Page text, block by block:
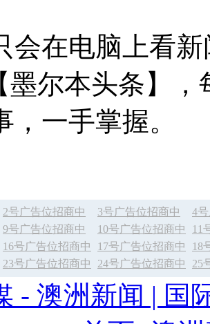
会在电脑上看
墨尔本头条】
，一手掌握。
2号广告位招商中 3号广告位招商中
4
9号广告位招商中 10号广告位招商中
11
16号广告位招商中 17号广告位招商中
18
23号广告位招商中 24号广告位招商中 25
- 澳洲新闻 | 国